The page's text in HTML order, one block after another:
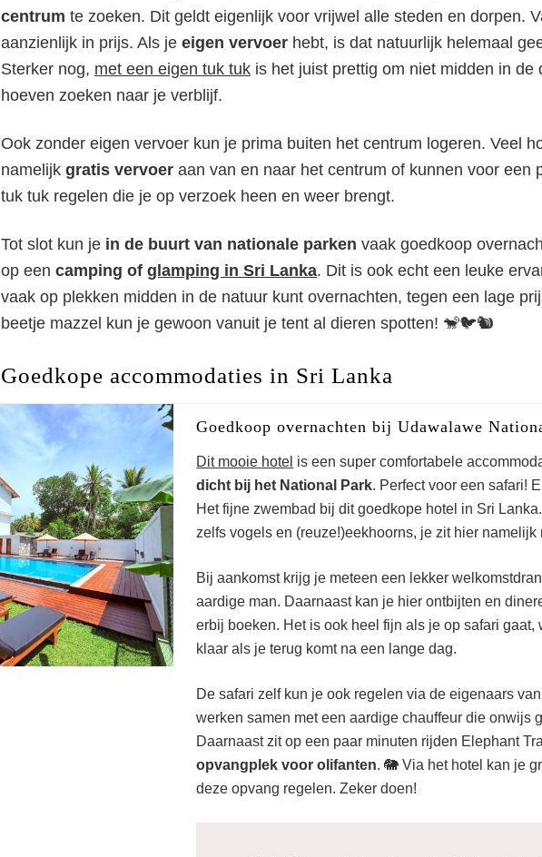
Goedkoop
Sri Lanka
centrum te zoeken. Dit geldt eigenlijk voor vrijwel alle steden en dorpen.
aanzienlijk in prijs. Als je eigen vervoer hebt, is dat natuurlijk helemaal
Sterker nog, met een eigen tuk tuk is het juist prettig om niet midden in de
hoeven zoeken naar je verblijf.
Ook zonder eigen vervoer kun je prima buiten het centrum logeren. Veel
namelijk gratis vervoer aan van en naar het centrum of kunnen voor een
tuk tuk regelen die je op verzoek heen en weer brengt.
Tot slot kun je in de buurt van nationale parken vaak goedkoop
op een camping of glamping in Sri Lanka. Dit is ook echt een leuke
vaak op plekken midden in de natuur kunt overnachten, tegen een lage
beetje mazzel kun je gewoon vanuit je tent al dieren spotten! 🐒🐦🐿️
Goedkope accommodaties in Sri Lanka
Goedkoop overnachten bij Udawalawe
Dit mooie hotel is een super comfortabele
dicht bij het National Park. Perfect voor een safari!
Het fijne zwembad bij dit goedkope hotel in Sri
zelfs vogels en (reuze!)eekhoorns, je zit hier namelijk
Bij aankomst krijg je meteen een lekker
aardige man. Daarnaast kan je hier ontbijten en
erbij boeken. Het is ook heel fijn als je op safari gaat,
klaar als je terug komt na een lange dag.
De safari zelf kun je ook regelen via de eigenaars
werken samen met een aardige chauffeur die onwijs
Daarnaast zit op een paar minuten rijden Elephant
opvangplek voor olifanten. 🐘 Via het hotel kan je
deze opvang regelen. Zeker doen!